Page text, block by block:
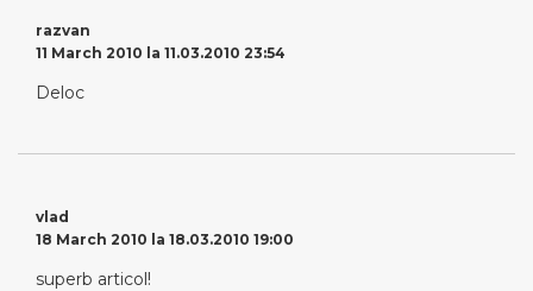
razvan
11 March 2010 la 11.03.2010 23:54
Deloc
vlad
18 March 2010 la 18.03.2010 19:00
superb articol!